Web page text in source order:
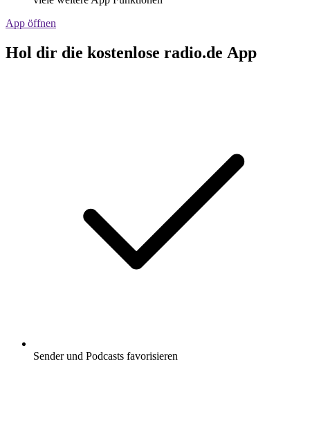
App öffnen
Hol dir die kostenlose radio.de App
Sender und Podcasts favorisieren